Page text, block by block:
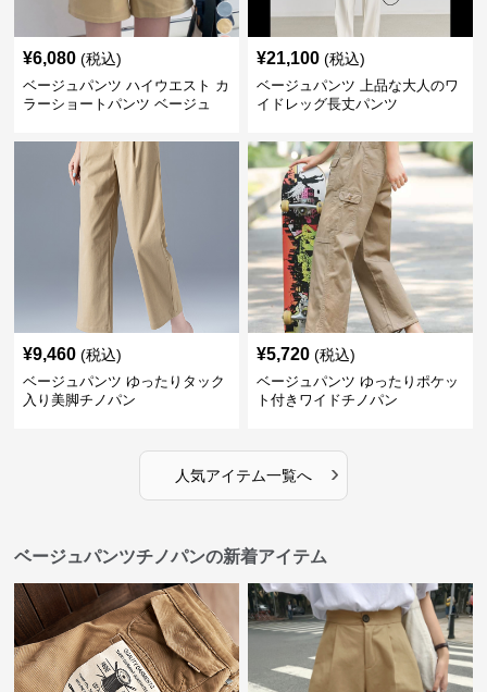
¥6,080 (税込)
ベージュパンツ ハイウエスト カ
ラーショートパンツ ベージュ
¥21,100 (税込)
ベージュパンツ 上品な大人のワ
イドレッグ長丈パンツ
¥9,460 (税込)
ベージュパンツ ゆったりタック
入り美脚チノパン
¥5,720 (税込)
ベージュパンツ ゆったりポケッ
ト付きワイドチノパン
人気アイテム一覧へ ›
ベージュパンツチノパンの新着アイテム